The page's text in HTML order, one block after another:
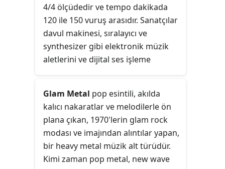
4/4 ölçüdedir ve tempo dakikada
120 ile 150 vuruş arasıdır. Sanatçılar
davul makinesi, sıralayıcı ve
synthesizer gibi elektronik müzik
aletlerini ve dijital ses işleme
gibi davul makineleri sanatçılar
tarafından oldukça rağbet
görmekteyken aynı zamanda bu
enstrümanların yazılım taklitleri de
popülerdir.
Glam Metal pop esintili, akılda
kalıcı nakaratlar ve melodilerle ön
plana çıkan, 1970'lerin glam rock
modası ve imajından alıntılar yapan,
bir heavy metal müzik alt türüdür.
Kimi zaman pop metal, new wave